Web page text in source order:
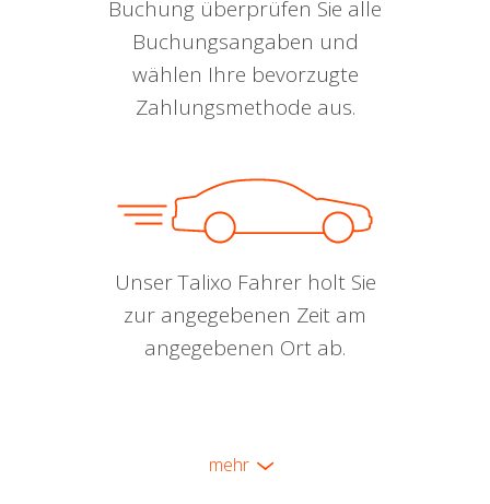
Buchung überprüfen Sie alle
Buchungsangaben und
wählen Ihre bevorzugte
Zahlungsmethode aus.
Unser Talixo Fahrer holt Sie
zur angegebenen Zeit am
angegebenen Ort ab.
mehr